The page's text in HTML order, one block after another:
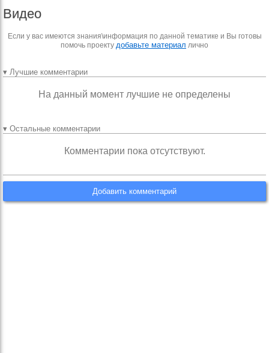
Видео
Если у вас имеются знания\информация по данной тематике и Вы готовы
помочь проекту добавьте материал лично
▾ Лучшие комментарии
На данный момент лучшие не определены
▾ Остальные комментарии
Комментарии пока отсутствуют.
Добавить комментарий